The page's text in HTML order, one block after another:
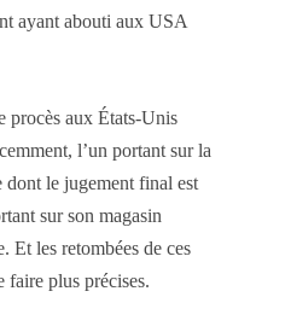
ayant abouti aux USA
procès aux États-Unis
l’un portant sur la
dont le jugement final est
sur son magasin
Et les retombées de ces
faire plus précises.